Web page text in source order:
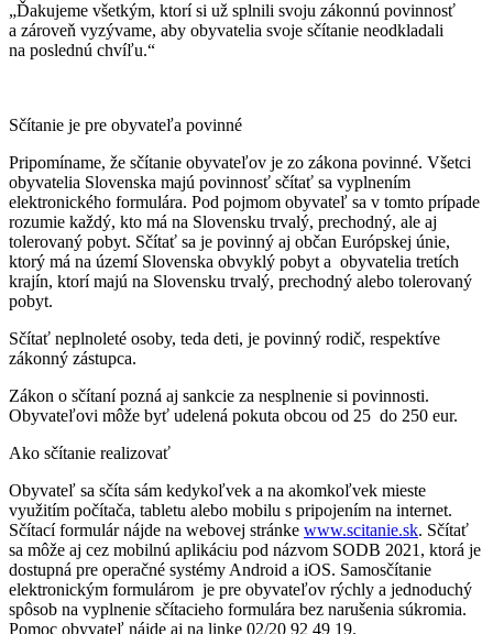
„Ďakujeme všetkým, ktorí si už splnili svoju zákonnú povinnosť
a zároveň vyzývame, aby obyvatelia svoje sčítanie neodkladali
na poslednú chvíľu.“
Sčítanie je pre obyvateľa povinné
Pripomíname, že sčítanie obyvateľov je zo zákona povinné. Všetci
obyvatelia Slovenska majú povinnosť sčítať sa vyplnením
elektronického formulára. Pod pojmom obyvateľ sa v tomto prípade
rozumie každý, kto má na Slovensku trvalý, prechodný, ale aj
tolerovaný pobyt. Sčítať sa je povinný aj občan Európskej únie,
ktorý má na území Slovenska obvyklý pobyt a obyvatelia tretích
krajín, ktorí majú na Slovensku trvalý, prechodný alebo tolerovaný
pobyt.
Sčítať neplnoleté osoby, teda deti, je povinný rodič, respektíve
zákonný zástupca.
Zákon o sčítaní pozná aj sankcie za nesplnenie si povinnosti.
Obyvateľovi môže byť udelená pokuta obcou od 25 do 250 eur.
Ako sčítanie realizovať
Obyvateľ sa sčíta sám kedykoľvek a na akomkoľvek mieste
využitím počítača, tabletu alebo mobilu s pripojením na internet.
Sčítací formulár nájde na webovej stránke www.scitanie.sk. Sčítať
sa môže aj cez mobilnú aplikáciu pod názvom SODB 2021, ktorá je
dostupná pre operačné systémy Android a iOS. Samosčítanie
elektronickým formulárom je pre obyvateľov rýchly a jednoduchý
spôsob na vyplnenie sčítacieho formulára bez narušenia súkromia.
Pomoc obyvateľ nájde aj na linke 02/20 92 49 19.